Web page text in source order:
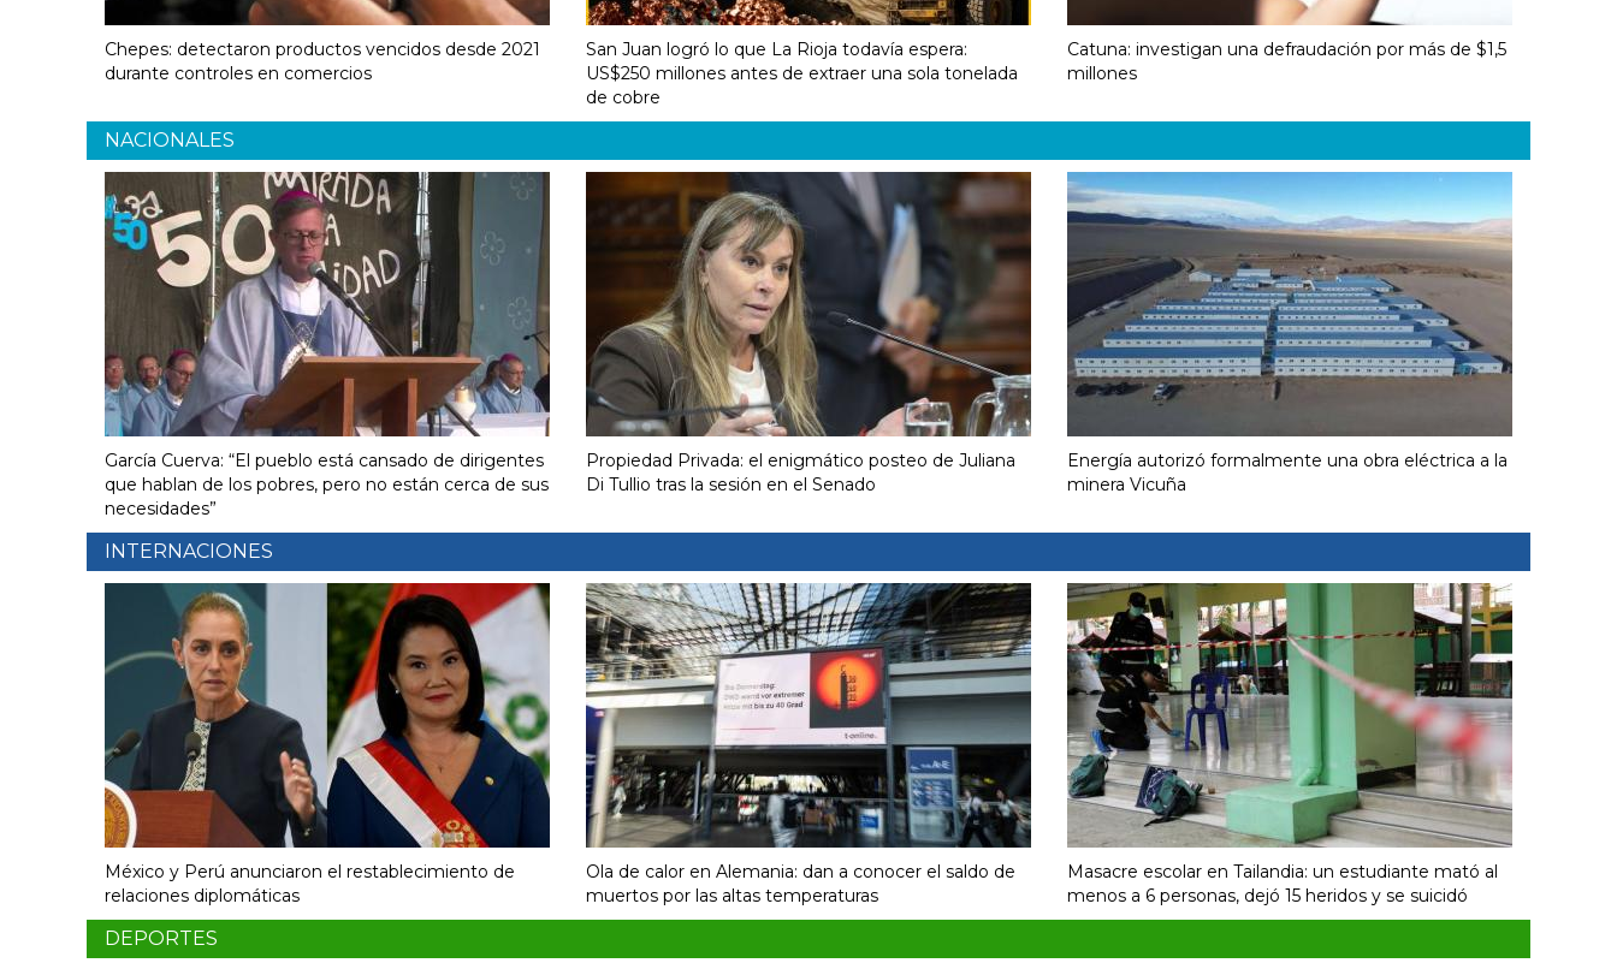
Chepes: detectaron productos vencidos desde 2021
durante controles en comercios
San Juan logró lo que La Rioja todavía espera:
US$250 millones antes de extraer una sola tonelada
de cobre
Catuna: investigan una defraudación por más de $1,5
millones
NACIONALES
García Cuerva: “El pueblo está cansado de dirigentes
que hablan de los pobres, pero no están cerca de sus
necesidades”
Propiedad Privada: el enigmático posteo de Juliana
Di Tullio tras la sesión en el Senado
Energía autorizó formalmente una obra eléctrica a la
minera Vicuña
INTERNACIONES
México y Perú anunciaron el restablecimiento de
relaciones diplomáticas
Ola de calor en Alemania: dan a conocer el saldo de
muertos por las altas temperaturas
Masacre escolar en Tailandia: un estudiante mató al
menos a 6 personas, dejó 15 heridos y se suicidó
DEPORTES